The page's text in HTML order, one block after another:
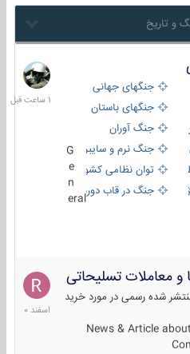
جنگهای جهانی
جنگهای باستان
جنگ آوران
جنگ نرم و سایبری
توان نظامی کشورها
جنگ در قاب دوربین
eral
1
ساعت
قبل
معاملات تسلیحاتی
شده رسمی در مورد خرید
News & Article
7
اسفند
1400